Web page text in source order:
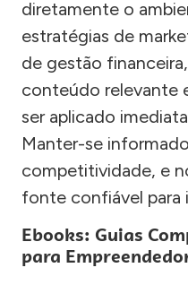
diretamente o
estratégias de
de gestão
conteúdo relevante
ser aplicado
Manter-se
competitividade, e
fonte confiável para
Ebooks: Guias
para